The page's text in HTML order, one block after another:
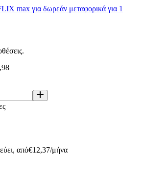
max για δωρεάν μεταφορικά για 1
, από€12,37/μήνα